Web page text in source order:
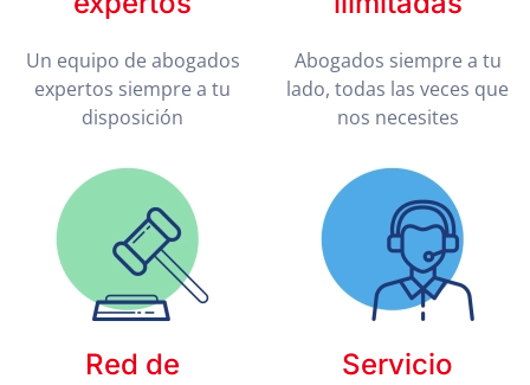
Un equipo de abogados
expertos siempre a tu
disposición
Abogados siempre a tu
lado, todas las veces que
nos necesites
Red de
Servicio